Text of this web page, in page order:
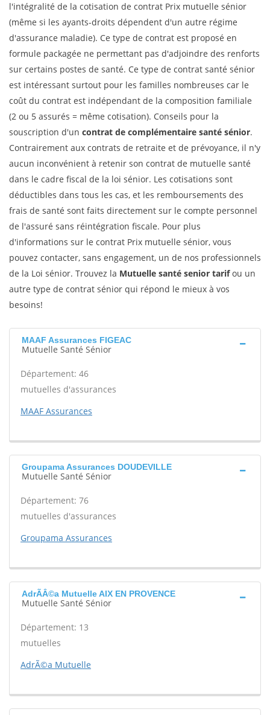
l'intégralité de la cotisation de contrat Prix mutuelle sénior
(même si les ayants-droits dépendent d'un autre régime
d'assurance maladie). Ce type de contrat est proposé en
formule packagée ne permettant pas d'adjoindre des renforts
sur certains postes de santé. Ce type de contrat santé sénior
est intéressant surtout pour les familles nombreuses car le
coût du contrat est indépendant de la composition familiale
(2 ou 5 assurés = même cotisation). Conseils pour la
souscription d'un contrat de complémentaire santé sénior.
Contrairement aux contrats de retraite et de prévoyance, il n'y
aucun inconvénient à retenir son contrat de mutuelle santé
dans le cadre fiscal de la loi sénior. Les cotisations sont
déductibles dans tous les cas, et les remboursements des
frais de santé sont faits directement sur le compte personnel
de l'assuré sans réintégration fiscale. Pour plus
d'informations sur le contrat Prix mutuelle sénior, vous
pouvez contacter, sans engagement, un de nos professionnels
de la Loi sénior. Trouvez la Mutuelle santé senior tarifou un
autre type de contrat sénior qui répond le mieux à vos
besoins!
MAAF Assurances FIGEAC
Mutuelle Santé Sénior
Département: 46
mutuelles d'assurances
MAAF Assurances
Groupama Assurances DOUDEVILLE
Mutuelle Santé Sénior
Département: 76
mutuelles d'assurances
Groupama Assurances
AdrÃÂ©a Mutuelle AIX EN PROVENCE
Mutuelle Santé Sénior
Département: 13
mutuelles
AdrÃ©a Mutuelle